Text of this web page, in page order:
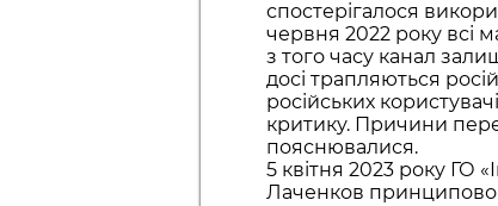
спостерігалося
червня 2022 року всі
з того часу канал
досі трапляються
російських
критику. Причини
пояснювалися.
5 квітня 2023 року ГО
Лаченков принципово